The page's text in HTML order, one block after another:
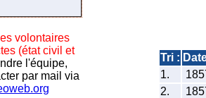
volontaires
(état civil et
l'équipe,
par mail via
Tri :
1.
2.